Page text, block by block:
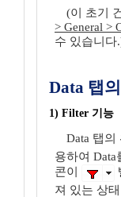
(이 초기
> General >
수 있습니다
Data 탭
1) Filter 기능
Data 탭의
용하여 Data
콘이
져 있는 상